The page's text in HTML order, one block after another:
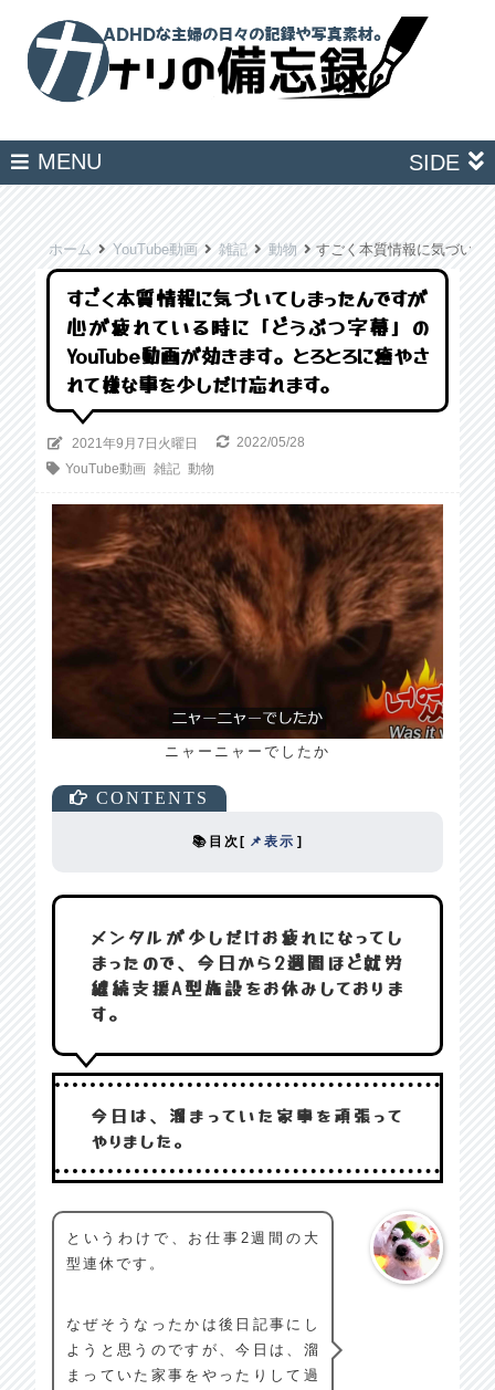
MENU SIDE
ホーム YouTube動画 雑記 動物 すごく本質情報に気づいて
すごく本質情報に気づいてしまったんですが
心が疲れている時に「どうぶつ字幕」の
YouTube動画が効きます。とろとろに癒やさ
れて嫌な事を少しだけ忘れます。
2021年9月7日火曜日
2022/05/28
YouTube動画 雑記 動物
ニャーニャーでしたか
📚目次 [ 📌表示 ]
メンタルが少しだけお疲れになってし
まったので、今日から2週間ほど就労
継続支援A型施設をお休みしておりま
す。
今日は、溜まっていた家事を頑張って
やりました。
というわけで、お仕事2週間の大
型連休です。
なぜそうなったかは後日記事にし
ようと思うのですが、今日は、溜
まっていた家事をやったりして過